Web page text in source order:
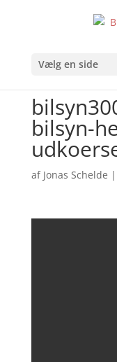
Vælg en side
bilsyn-
af Jonas Schelde |